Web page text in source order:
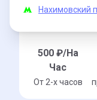
Нахимовский
500₽/На
Час
От 2-x часов